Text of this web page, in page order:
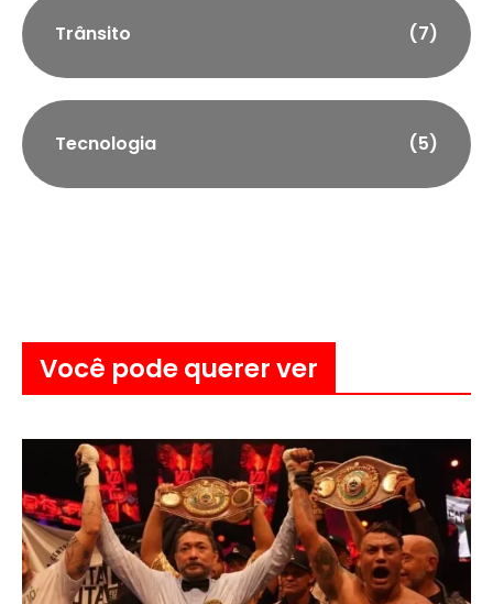
Trânsito (7)
Tecnologia (5)
Você pode querer ver